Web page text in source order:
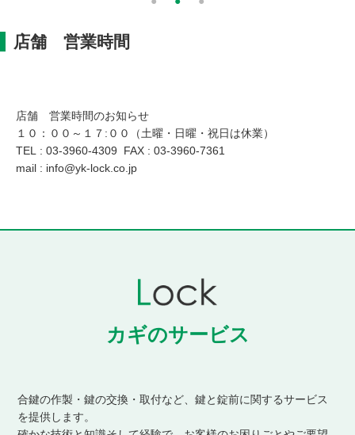
店舗 営業時間
店舗 営業時間のお知らせ
１０：００～１７:００（土曜・日曜・祝日は休業）
TEL : 03-3960-4309 FAX : 03-3960-7361
mail : info@yk-lock.co.jp
カギのサービス
合鍵の作製・鍵の交換・取付など、鍵と錠前に関するサービス
を提供します。